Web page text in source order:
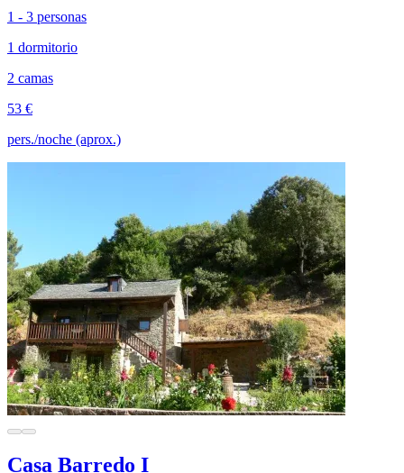
1 - 3 personas
1 dormitorio
2 camas
53 €
pers./noche (aprox.)
Casa Barredo I